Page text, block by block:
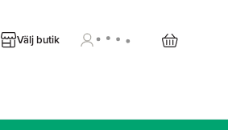
Välj butik